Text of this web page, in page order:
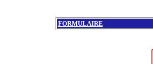
FORMULAIRE